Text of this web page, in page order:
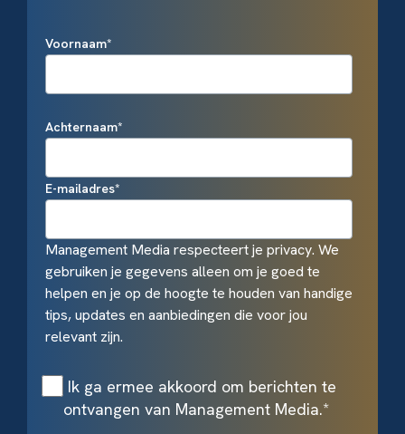
Voornaam*
Achternaam*
E-mailadres*
Management Media respecteert je privacy. We
gebruiken je gegevens alleen om je goed te
helpen en je op de hoogte te houden van handige
tips, updates en aanbiedingen die voor jou
relevant zijn.
Ik ga ermee akkoord om berichten te
ontvangen van Management Media.*